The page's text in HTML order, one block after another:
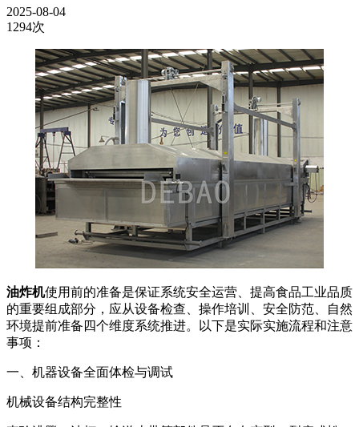
2025-08-04
1294次
油炸机使用前的准备是保证系统安全运营、提高食品工业品质
的重要组成部分，应从设备检查、操作培训、安全防范、自然
环境提前准备四个维度系统推进。以下是实际实施流程和注意
事项：
一、机器设备全面体检与调试
机械设备结构完整性